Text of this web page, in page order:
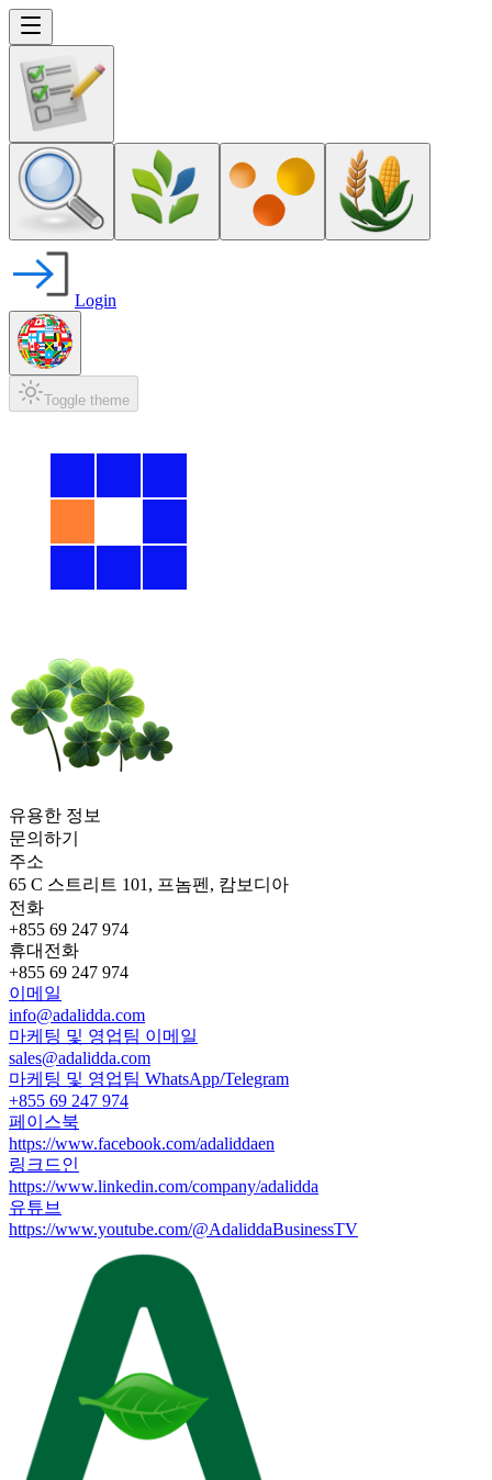
Login
Toggle theme
유용한 정보
문의하기
주소
65 C 스트리트 101, 프놈펜, 캄보디아
전화
+855 69 247 974
휴대전화
+855 69 247 974
이메일
info@adalidda.com
마케팅 및 영업팀 이메일
sales@adalidda.com
마케팅 및 영업팀 WhatsApp/Telegram
+855 69 247 974
페이스북
https://www.facebook.com/adaliddaen
링크드인
https://www.linkedin.com/company/adalidda
유튜브
https://www.youtube.com/@AdaliddaBusinessTV